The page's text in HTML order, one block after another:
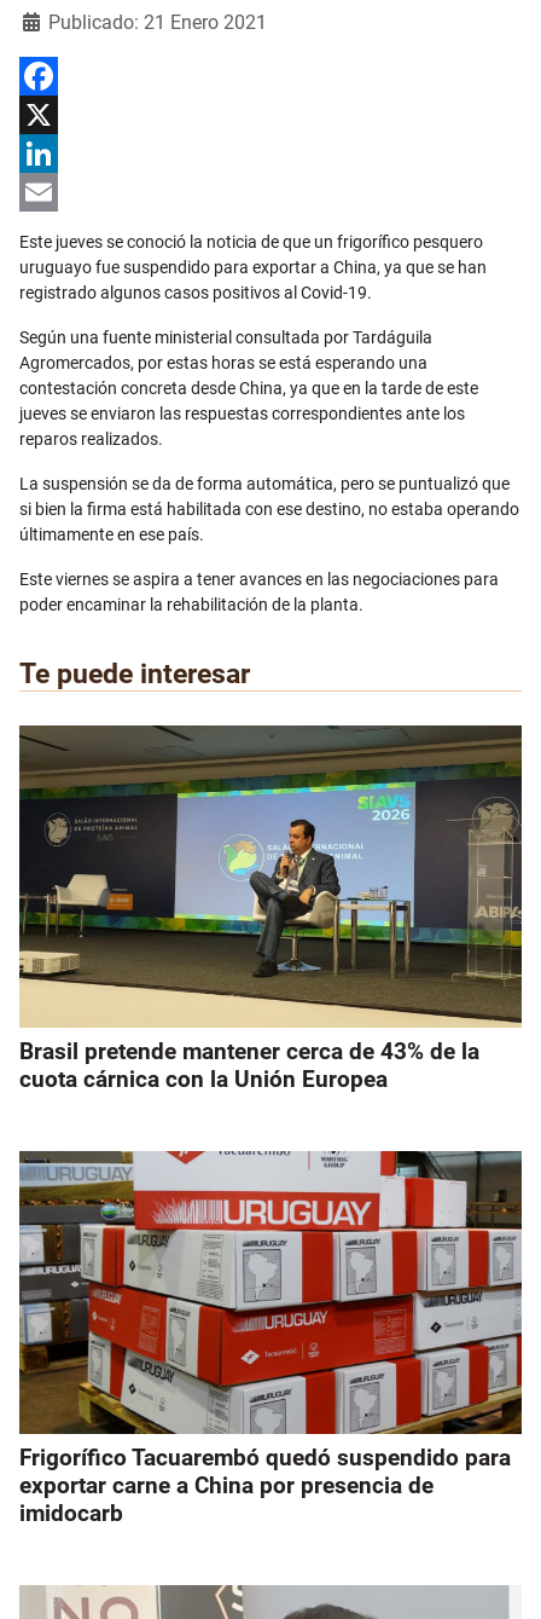
Detalles
Publicado: 21 Enero 2021
Facebook
X
LinkedIn
Email
Este jueves se conoció la noticia de que un frigorífico pesquero
uruguayo fue suspendido para exportar a China, ya que se han
registrado algunos casos positivos al Covid-19.
Según una fuente ministerial consultada por Tardáguila
Agromercados, por estas horas se está esperando una
contestación concreta desde China, ya que en la tarde de este
jueves se enviaron las respuestas correspondientes ante los
reparos realizados.
La suspensión se da de forma automática, pero se puntualizó que
si bien la firma está habilitada con ese destino, no estaba operando
últimamente en ese país.
Este viernes se aspira a tener avances en las negociaciones para
poder encaminar la rehabilitación de la planta.
Te puede interesar
Brasil pretende mantener cerca de 43% de la
cuota cárnica con la Unión Europea
Frigorífico Tacuarembó quedó suspendido para
exportar carne a China por presencia de
imidocarb